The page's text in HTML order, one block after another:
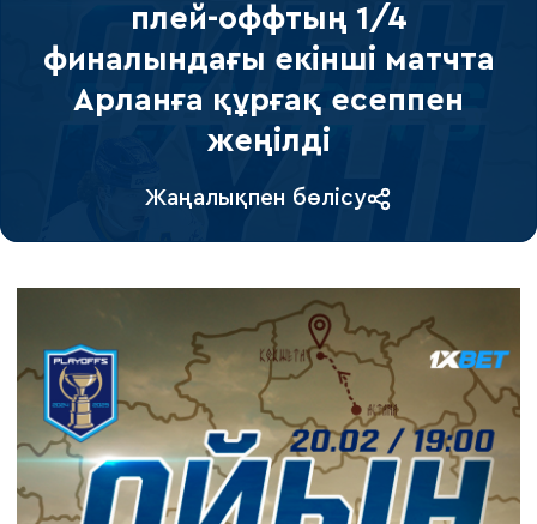
плей-оффтың 1/4
финалындағы екінші матчта
Арланға құрғақ есеппен
жеңілді
Жаңалықпен бөлісу